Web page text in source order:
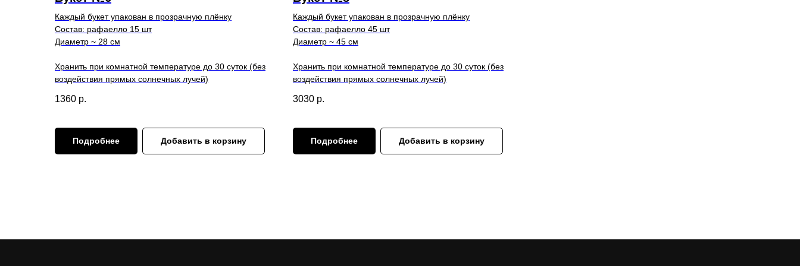
Каждый букет упакован в прозрачную плёнку
Состав: рафаелло 15 шт
Диаметр ~ 28 см
Хранить при комнатной температуре до 30 суток (без
воздействия прямых солнечных лучей)
1360 р.
Подробнее Добавить в корзину
Каждый букет упакован в прозрачную плёнку
Состав: рафаелло 45 шт
Диаметр ~ 45 см
Хранить при комнатной температуре до 30 суток (без
воздействия прямых солнечных лучей)
3030 р.
Подробнее Добавить в корзину